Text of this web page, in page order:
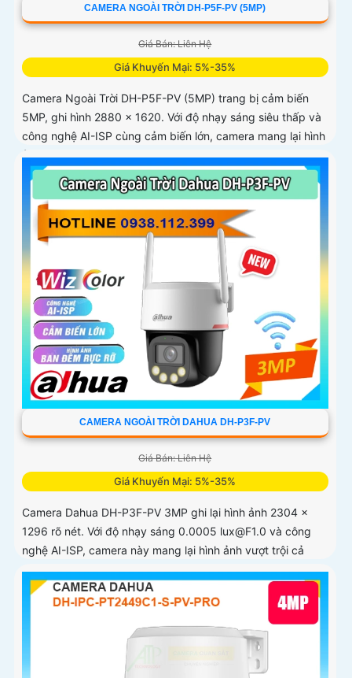
CAMERA NGOÀI TRỜI DH-P5F-PV (5MP)
Giá Bán: Liên Hệ
Giá Khuyến Mại: 5%-35%
Camera Ngoài Trời DH-P5F-PV (5MP) trang bị cảm biến
5MP, ghi hình 2880 × 1620. Với độ nhạy sáng siêu thấp và
công nghệ AI-ISP cùng cảm biến lớn, camera mang lại hình
ảnh vượt trội cả ngày lẫn đêm
CAMERA NGOÀI TRỜI DAHUA DH-P3F-PV
Giá Bán: Liên Hệ
Giá Khuyến Mại: 5%-35%
Camera Dahua DH-P3F-PV 3MP ghi lại hình ảnh 2304 ×
1296 rõ nét. Với độ nhạy sáng 0.0005 lux@F1.0 và công
nghệ AI-ISP, camera này mang lại hình ảnh vượt trội cả
ngày lẫn đêm